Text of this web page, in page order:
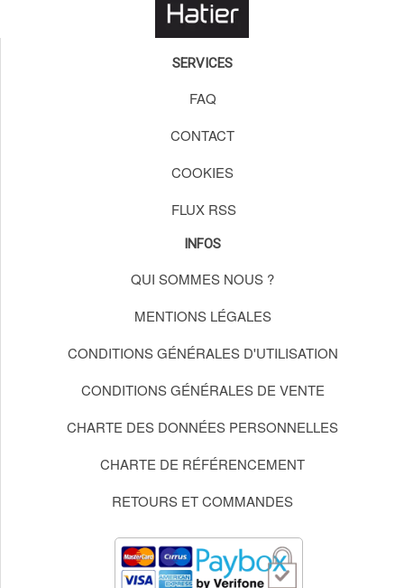
SERVICES
FAQ
CONTACT
COOKIES
FLUX RSS
INFOS
QUI SOMMES NOUS ?
MENTIONS LÉGALES
CONDITIONS GÉNÉRALES D'UTILISATION
CONDITIONS GÉNÉRALES DE VENTE
CHARTE DES DONNÉES PERSONNELLES
CHARTE DE RÉFÉRENCEMENT
RETOURS ET COMMANDES